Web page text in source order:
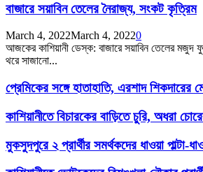
বাজারে সয়াবিন তেলের নৈরাজ্য, সংকট কৃত্রিম
March 4, 2022March 4, 20220
আজকের কাশিয়ানী ডেস্ক: বাজারে সয়াবিন তেলের মজুদ
থরে সাজানো...
প্রেমিকের সঙ্গে হাতাহাতি, এরশাদ শিকদারের
কাশিয়ানীতে বিচারকের বাড়িতে চুরি, অধরা
মুকসুদপুরে ২ প্রার্থীর সমর্থকদের ধাওয়া পাল্টা-